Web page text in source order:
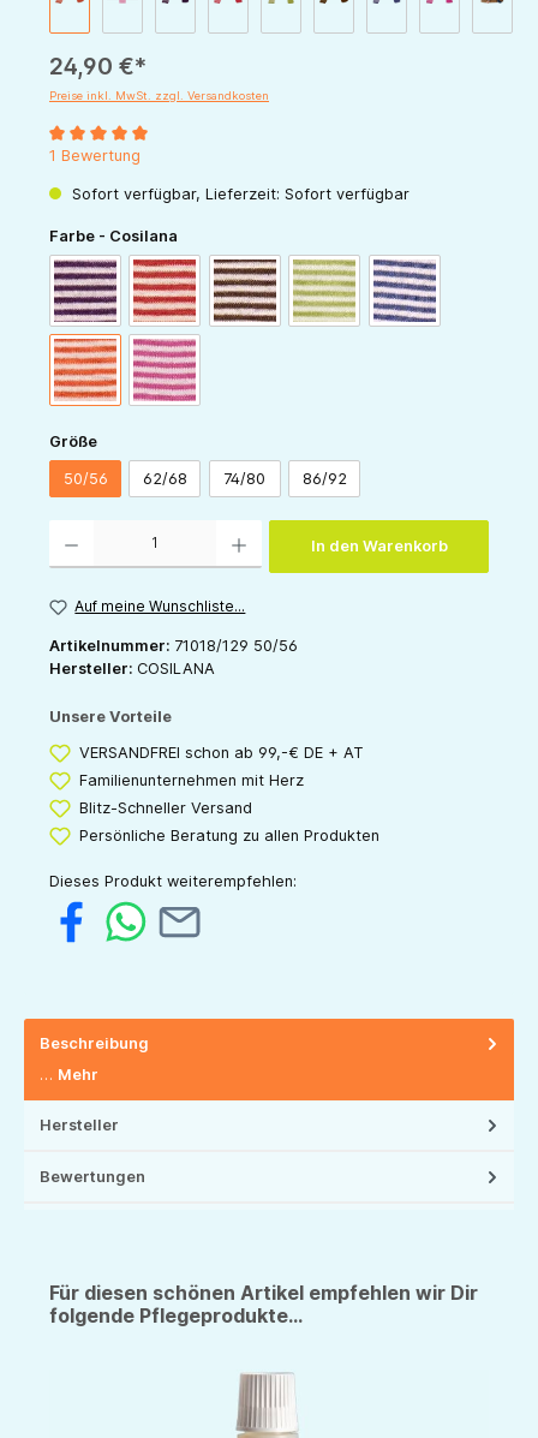
24,90 €*
Preise inkl. MwSt. zzgl. Versandkosten
Durchschnittliche Bewertung von 5 von 5 Sternen
1 Bewertung
Sofort verfügbar, Lieferzeit: Sofort verfügbar
Farbe - Cosilana
pflaume-naturrot-natur schoko-naturgrün-naturmarine-natur
orange-naturpink-natur
Größeauswählen
50/56 62/68 74/80 86/92
In den Warenkorb
Auf meine Wunschliste...
Artikelnummer: 71018/129 50/56
Hersteller: COSILANA
Unsere Vorteile
VERSANDFREI schon ab 99,-€ DE + AT
Familienunternehmen mit Herz
Blitz-Schneller Versand
Persönliche Beratung zu allen Produkten
Dieses Produkt weiterempfehlen:
Beschreibung
… Mehr
Hersteller
Bewertungen
Für diesen schönen Artikel empfehlen wir Dir
folgende Pflegeprodukte...